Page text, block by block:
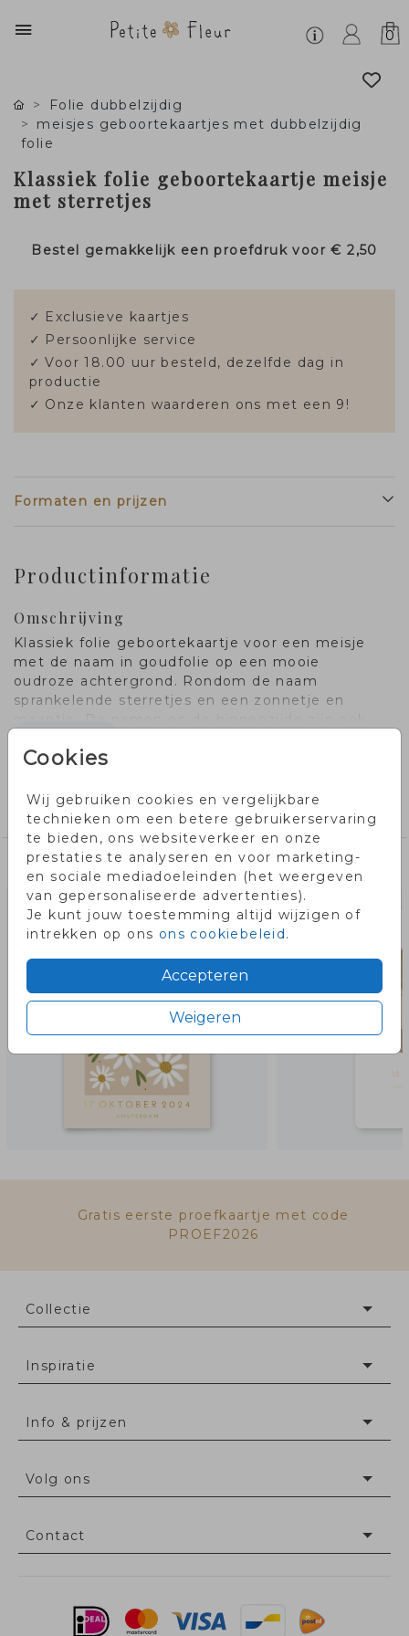
0
Cookies
Wij gebruiken cookies en vergelijkbare
technieken om een betere gebruikerservaring
te bieden, ons websiteverkeer en onze
prestaties te analyseren en voor marketing-
en sociale mediadoeleinden (het weergeven
van gepersonaliseerde advertenties).
Je kunt jouw toestemming altijd wijzigen of
intrekken op ons ons cookiebeleid.
Accepteren
Weigeren
Folie dubbelzijdig
meisjes geboortekaartjes met dubbelzijdig
folie
Klassiek folie geboortekaartje meisje
met sterretjes
Bestel gemakkelijk een proefdruk voor€ 2,50
✓ Exclusieve kaartjes
✓ Persoonlijke service
✓ Voor 18.00 uur besteld, dezelfde dag in
productie
✓ Onze klanten waarderen ons met een 9!
Formaten en prijzen
Productinformatie
Omschrijving
Klassiek folie geboortekaartje voor een meisje
met de naam in goudfolie op een mooie
oudroze achtergrond. Rondom de naam
sprankelende sterretjes en een zonnetje en
meisjes geboortekaartjes met dubbelzijdig folie
Misschien vind je dit ook leuk!
Gratis eerste proefkaartje met code
PROEF2026
Collectie
Inspiratie
Info & prijzen
Volg ons
Contact